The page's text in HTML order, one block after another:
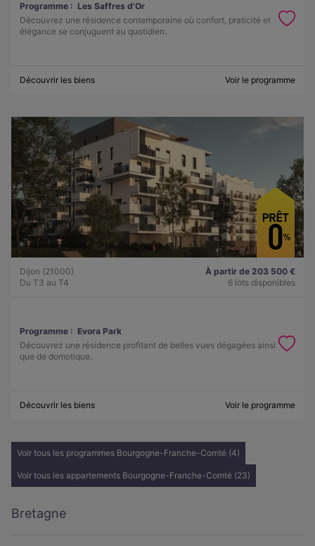
Programme : Les Saffres d'Or
Découvrez une résidence contemporaine où confort, praticité et
élégance se conjuguent au quotidien.
Découvrir les biens Voir le programme
Dijon (21000)
Du T3 au T4
À partir de 203 500 €
6 lots disponibles
Programme : Evora Park
Découvrez une résidence profitant de belles vues dégagées ainsi
que de domotique.
Découvrir les biens Voir le programme
Voir tous les programmes Bourgogne-Franche-Comté (4)
Voir tous les appartements Bourgogne-Franche-Comté (23)
Bretagne